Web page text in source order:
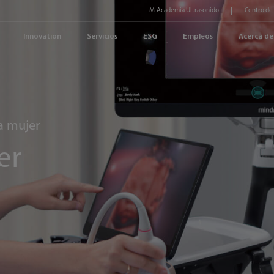
Innovation Servicios ESG Empleos Acerca
M-Academia Ultrasonido Centro de
mujer